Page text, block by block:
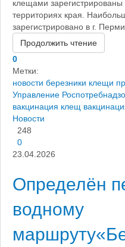
клещами
территориях края.
зарегистрировано в г.
Продолжить чтение
0
Метки:
новости березники клещи
Управление
вакцинация клещ
Новости
248
0
23.04.2026
Определён
водному